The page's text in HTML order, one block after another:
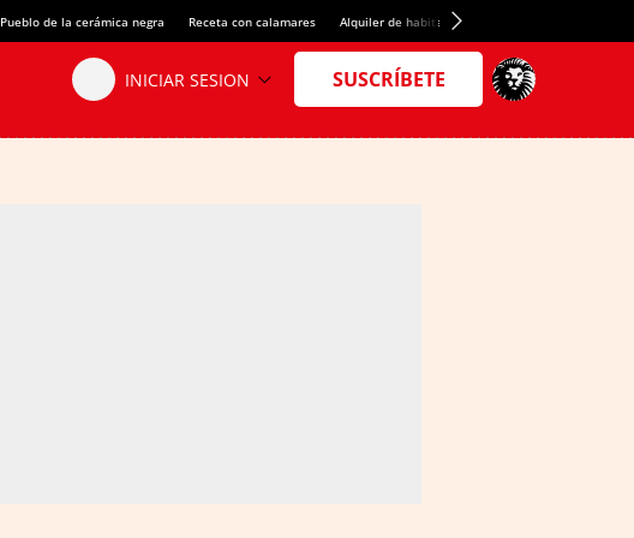
Pueblo de la cerámica negra Receta con calamares Alquiler de habitaciones en España